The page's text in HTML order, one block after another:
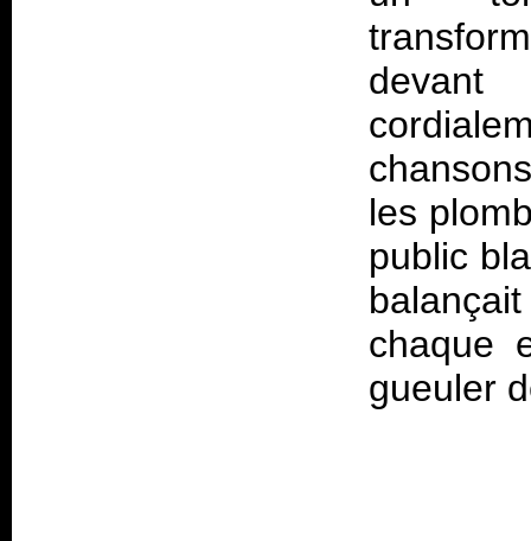
les
public
chaque
gueuler